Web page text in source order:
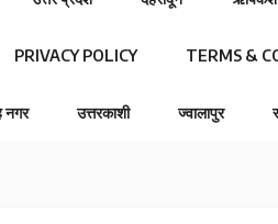
PRIVACY POLICY TERMS &
नगर उत्तरकाशी ज्वालापुर